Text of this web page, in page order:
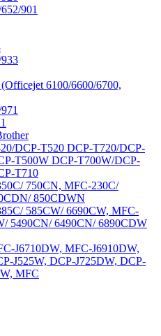
901
6100/6600/6700,
DCP-T520 DCP-T720/DCP-
T500W DCP-T700W/DCP-
T710
750CN, MFC-230C/
850CDWN
585CW/ 6690CW, MFC-
5490CN/ 6490CN/ 6890CDW
J6710DW, MFC-J6910DW,
J525W, DCP-J725DW, DCP-
MFC